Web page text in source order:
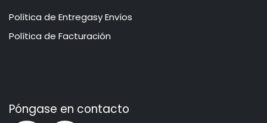
Política de Entregasy Envíos
​​​​​P​o​l​​ít​ica de Facturación
Póngase en contacto